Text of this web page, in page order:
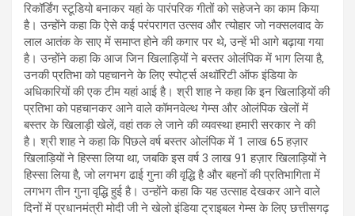
रिकॉर्डिंग स्टूडियो बनाकर यहां के पारंपरिक गीतों को सहेजने का काम किया
है। उन्होंने कहा कि ऐसे कई परंपरागत उत्सव और त्योहार जो नक्सलवाद के
लाल आतंक के साए में समाप्त होने की कगार पर थे, उन्हें भी आगे बढ़ाया गया
है। उन्होंने कहा कि आज जिन खिलाड़ियों ने बस्तर ओलंपिक में भाग लिया है,
उनकी प्रतिभा को पहचानने के लिए स्पोर्ट्स अथॉरिटी ऑफ इंडिया के
अधिकारियों की एक टीम यहां आई है। श्री शाह ने कहा कि इन खिलाड़ियों की
प्रतिभा को पहचानकर आने वाले कॉमनवेल्थ गेम्स और ओलंपिक खेलों में
बस्तर के खिलाड़ी खेलें, वहां तक ले जाने की व्यवस्था हमारी सरकार ने की
है। श्री शाह ने कहा कि पिछले वर्ष बस्तर ओलंपिक में 1 लाख 65 हज़ार
खिलाड़ियों ने हिस्सा लिया था, जबकि इस वर्ष 3 लाख 91 हज़ार खिलाड़ियों ने
हिस्सा लिया है, जो लगभग ढाई गुना की वृद्धि है और बहनों की प्रतिभागिता में
लगभग तीन गुना वृद्धि हुई है। उन्होंने कहा कि यह उत्साह देखकर आने वाले
दिनों में प्रधानमंत्री मोदी जी ने खेलो इंडिया ट्राइबल गेम्स के लिए छत्तीसगढ़